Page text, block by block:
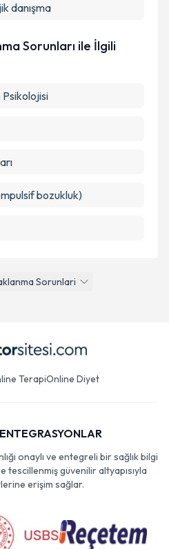
Sorunlari
danışma
Sorunları ile İlgili
bozukluk)
TerapiOnline Diyet
onaylı ve entegreli bir sağlık bilgi
tescillenmiş güvenilir altyapısıyla
erişim sağlar.